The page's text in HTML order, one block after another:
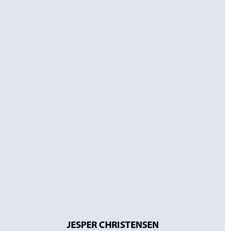
JESPER CHRISTENSEN